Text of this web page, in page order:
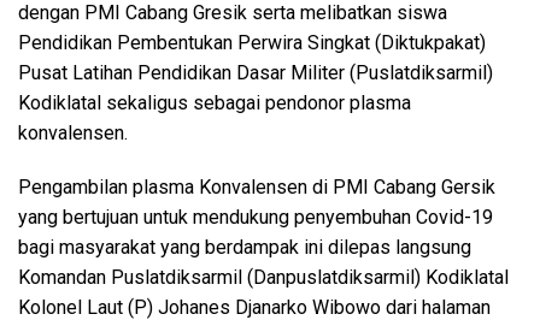
dengan PMI Cabang Gresik serta melibatkan siswa
Pendidikan Pembentukan Perwira Singkat (Diktukpakat)
Pusat Latihan Pendidikan Dasar Militer (Puslatdiksarmil)
Kodiklatal sekaligus sebagai pendonor plasma
konvalensen.
Pengambilan plasma Konvalensen di PMI Cabang Gersik
yang bertujuan untuk mendukung penyembuhan Covid-19
bagi masyarakat yang berdampak ini dilepas langsung
Komandan Puslatdiksarmil (Danpuslatdiksarmil) Kodiklatal
Kolonel Laut (P) Johanes Djanarko Wibowo dari halaman